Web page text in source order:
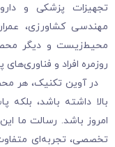
تجهیزات پزشکی و
مهندسی کشاورزی،
محیط‌زیست و دیگر
روزمره افراد و
در آوین تکنیک، هر
بالا داشته باشد، بلکه
امروز باشد. رسالت ما
تخصصی، تجربه‌ای